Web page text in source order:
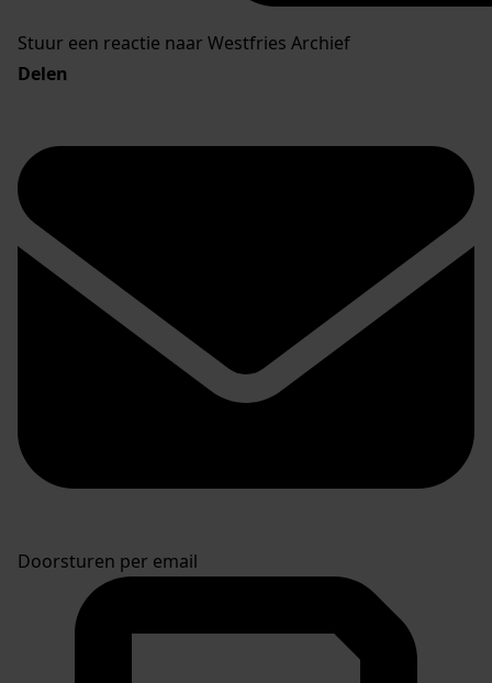
Stuur een reactie naar Westfries Archief
Delen
Doorsturen per email